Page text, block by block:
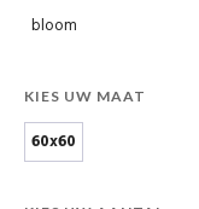
bloom
KIES UW MAAT
60x60